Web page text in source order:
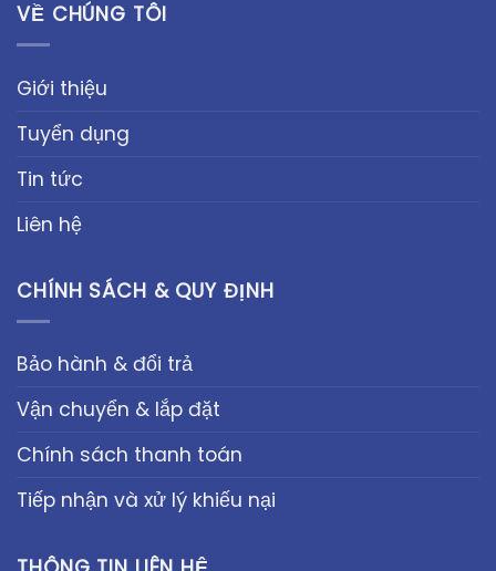
VỀ CHÚNG TÔI
Giới thiệu
Tuyển dụng
Tin tức
Liên hệ
CHÍNH SÁCH & QUY ĐỊNH
Bảo hành & đổi trả
Vận chuyển & lắp đặt
Chính sách thanh toán
Tiếp nhận và xử lý khiếu nại